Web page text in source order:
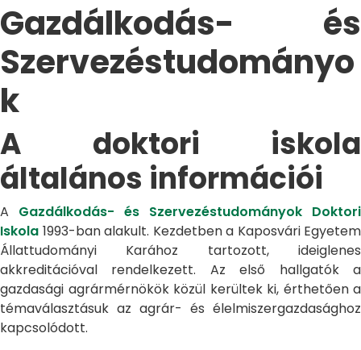
Gazdálkodás- és
Szervezéstudományo
k
A doktori iskola
általános információi
A Gazdálkodás- és Szervezéstudományok Doktori
Iskola 1993-ban alakult. Kezdetben a Kaposvári Egyetem
Állattudományi Karához tartozott, ideiglenes
akkreditációval rendelkezett. Az első hallgatók a
gazdasági agrármérnökök közül kerültek ki, érthetően a
témaválasztásuk az agrár- és élelmiszergazdasághoz
kapcsolódott.